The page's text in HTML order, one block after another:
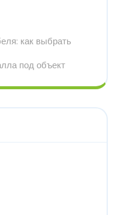
как выбрать
под объект